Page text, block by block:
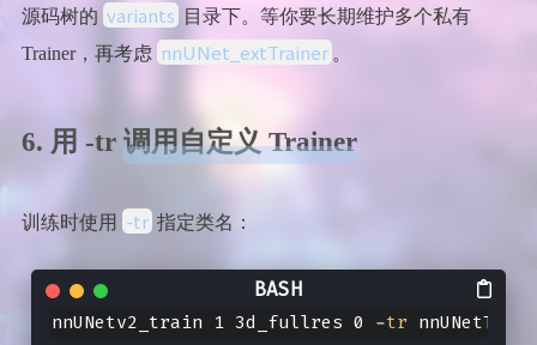
源码树的 variants
目录下。等你要长期维护多个私有
Trainer，再考虑 nnUNet_extTrainer 。
6. 用 -tr 调用自定义 Trainer
训练时使用 -tr 指定类名：
nnUNetv2_train 1 3d_fullres 0 -tr